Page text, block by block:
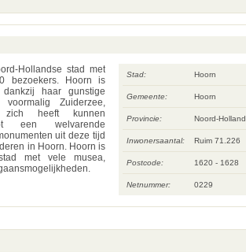
Hollandse stad met
bezoekers. Hoorn is
haar gunstige
Zuiderzee,
heeft kunnen
een welvarende
uit deze tijd
in Hoorn. Hoorn is
met vele musea,
Stad: Hoorn
Gemeente: Hoorn
Provincie: Noord-Holland
Inwonersaantal: Ruim 71.226
Postcode: 1620 - 1628
Netnummer: 0229